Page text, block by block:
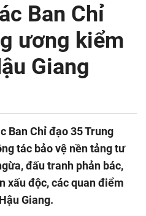
Ban Chỉ
ương kiểm
Giang
Ban Chỉ đạo 35 Trung
tác bảo vệ nền tảng tư
đấu tranh phản bác,
xấu độc, các quan điểm
Giang.